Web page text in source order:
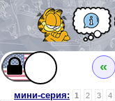
«
мини-серия: 1 2 3 4